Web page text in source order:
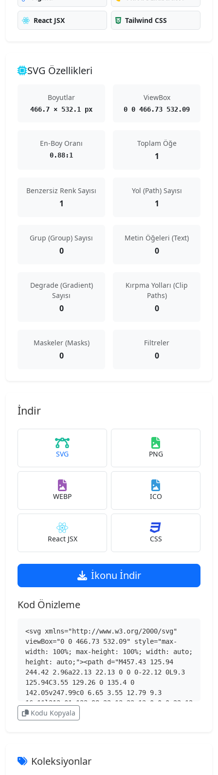
React JSX Tailwind CSS
SVG Özellikleri
Boyutlar
466.7 × 532.1 px
ViewBox
0 0 466.73 532.09
En-Boy Oranı
0.88:1
Toplam Öğe
1
Benzersiz Renk Sayısı
1
Yol (Path) Sayısı
1
Grup (Group) Sayısı
0
Metin Öğeleri (Text)
0
Degrade (Gradient)
Sayısı
0
Kırpma Yolları (Clip
Paths)
0
Maskeler (Masks)
0
Filtreler
0
İndir
SVG PNG
WEBP ICO
React JSX CSS
İkonu İndir
Kod Önizleme
<svg xmlns="http://www.w3.org/2000/svg"
viewBox="0 0 466.73 532.09" style="max-
width: 100%; max-height: 100%; width: auto;
height: auto;"><path d="M457.43 125.94
244.42 2.96a22.13 22.13 0 0 0-22.12 0L9.3
125.94C3.55 129.26 0 135.4 0
142.05v247.99c0 6.65 3.55 12.79 9.3
16.11l213.01 122.98a22.13 22.13 0 0 0 22.12
0l213.01-122.98c5.75-3.32 9.3-9.46 9.3-
1.36-5.06h411.26c5.84 0 9.49 6.33 6.57
Kodu Kopyala
Koleksiyonlar